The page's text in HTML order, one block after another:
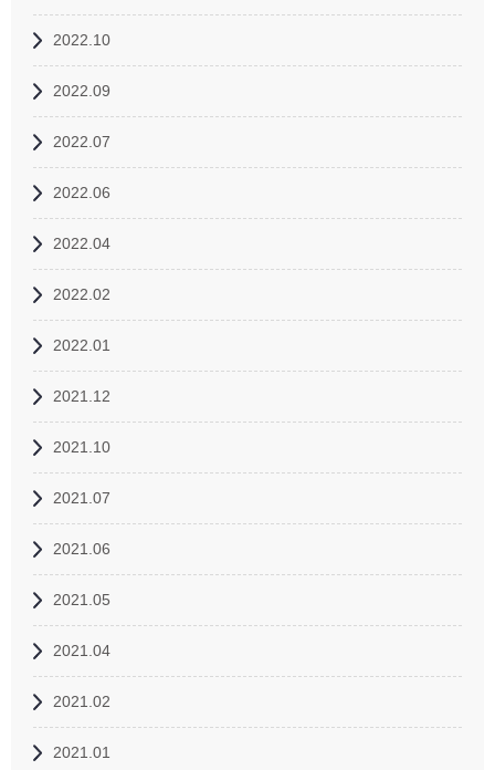
2022.10
2022.09
2022.07
2022.06
2022.04
2022.02
2022.01
2021.12
2021.10
2021.07
2021.06
2021.05
2021.04
2021.02
2021.01